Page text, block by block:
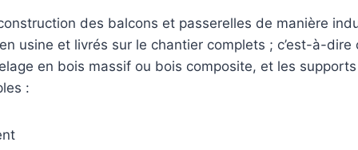
CALES RÉGLABLES
des balcons et passerelles de manière
usine et livrés sur le chantier complets ; c’est-à-dire
en bois massif ou bois composite, et les
: